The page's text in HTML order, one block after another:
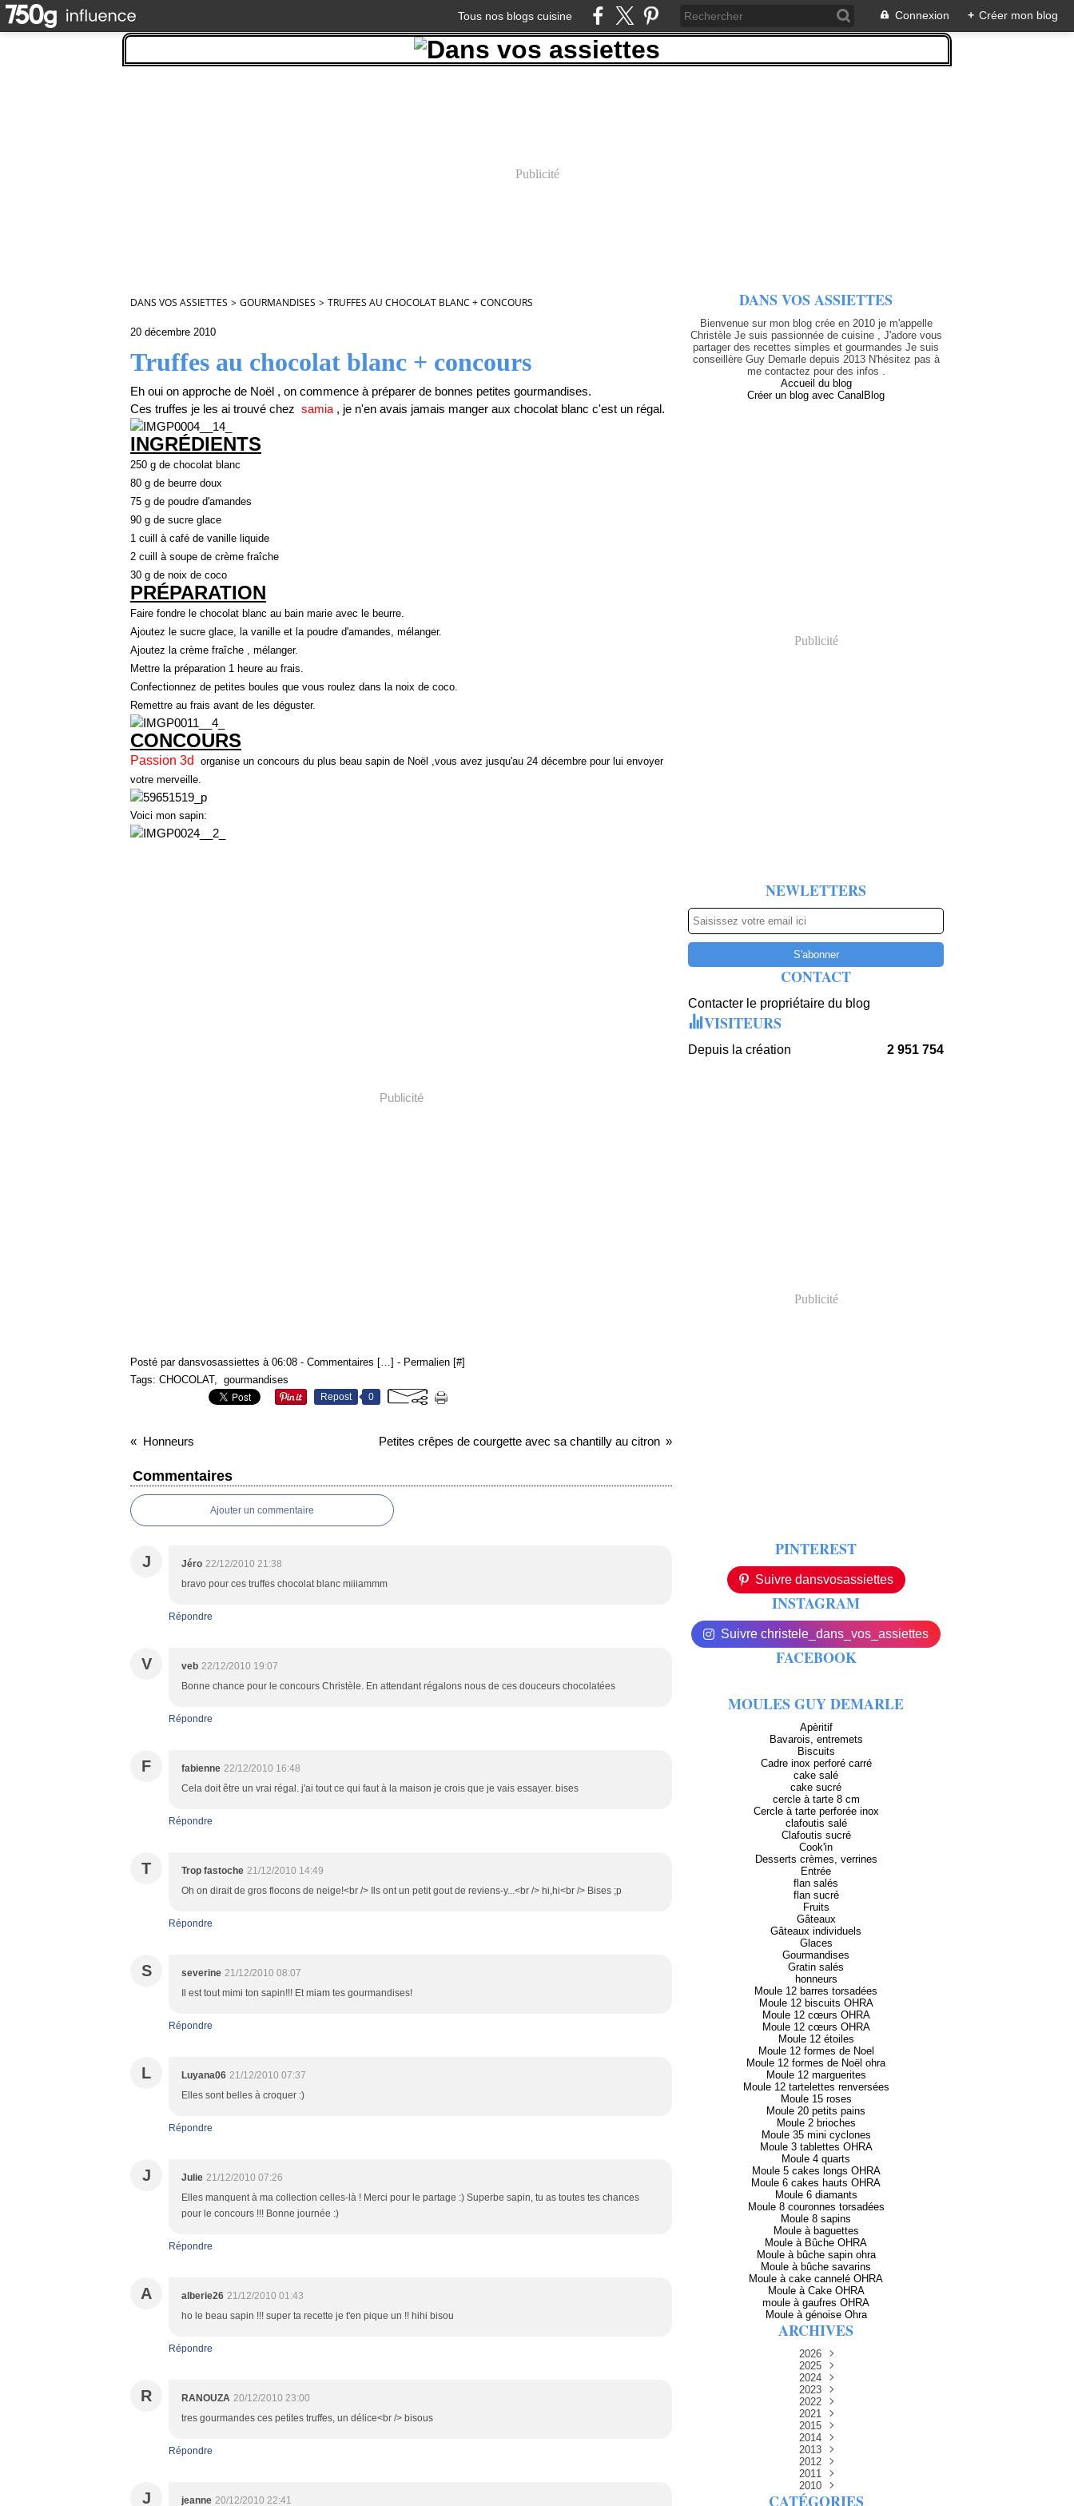
Tous nos blogs cuisine Connexion + Créer mon blog
Publicité
DANS VOS ASSIETTES > GOURMANDISES > TRUFFES AU CHOCOLAT BLANC + CONCOURS
20 décembre 2010
Truffes au chocolat blanc + concours
Eh oui on approche de Noël , on commence à préparer de bonnes petites gourmandises.
Ces truffes je les ai trouvé chez samia , je n'en avais jamais manger aux chocolat blanc c'est un régal.
INGRÉDIENTS
250 g de chocolat blanc
80 g de beurre doux
75 g de poudre d'amandes
90 g de sucre glace
1 cuill à café de vanille liquide
2 cuill à soupe de crème fraîche
30 g de noix de coco
PRÉPARATION
Faire fondre le chocolat blanc au bain marie avec le beurre.
Ajoutez le sucre glace, la vanille et la poudre d'amandes, mélanger.
Ajoutez la crème fraîche , mélanger.
Mettre la préparation 1 heure au frais.
Confectionnez de petites boules que vous roulez dans la noix de coco.
Remettre au frais avant de les déguster.
CONCOURS
Passion 3d
organise un concours du plus beau sapin de Noël ,vous avez jusqu'au 24 décembre pour lui envoyer
votre merveille.
Voici mon sapin:
Publicité
Posté par dansvosassiettes à 06:08 - Commentaires […] - Permalien [#]
Tags: CHOCOLAT, gourmandises
Repost 0
Honneurs Petites crêpes de courgette avec sa chantilly au citron
Commentaires
Ajouter un commentaire
J Jéro 22/12/2010 21:38
bravo pour ces truffes chocolat blanc miiiammm
Répondre
V veb 22/12/2010 19:07
Bonne chance pour le concours Christèle. En attendant régalons nous de ces douceurs chocolatées
Répondre
F fabienne 22/12/2010 16:48
Cela doit être un vrai régal. j'ai tout ce qui faut à la maison je crois que je vais essayer. bises
Répondre
T Trop fastoche 21/12/2010 14:49
Oh on dirait de gros flocons de neige!<br /> Ils ont un petit gout de reviens-y...<br /> hi,hi<br /> Bises ;p
Répondre
S severine 21/12/2010 08:07
Il est tout mimi ton sapin!!! Et miam tes gourmandises!
Répondre
L Luyana06 21/12/2010 07:37
Elles sont belles à croquer :)
Répondre
J Julie 21/12/2010 07:26
Elles manquent à ma collection celles-là ! Merci pour le partage :) Superbe sapin, tu as toutes tes chances
pour le concours !!! Bonne journée :)
Répondre
A alberie26 21/12/2010 01:43
ho le beau sapin !!! super ta recette je t'en pique un !! hihi bisou
Répondre
R RANOUZA 20/12/2010 23:00
tres gourmandes ces petites truffes, un délice<br /> bisous
Répondre
J jeanne 20/12/2010 22:41
DANS VOS ASSIETTES
Bienvenue sur mon blog crée en 2010 je m'appelle
Christèle Je suis passionnée de cuisine , J'adore vous
partager des recettes simples et gourmandes Je suis
conseillère Guy Demarle depuis 2013 N'hésitez pas à
me contactez pour des infos .
Accueil du blog
Créer un blog avec CanalBlog
Publicité
NEWLETTERS
CONTACT
Contacter le propriétaire du blog
VISITEURS
Depuis la création 2 951 754
Publicité
PINTEREST
Suivre dansvosassiettes
INSTAGRAM
Suivre christele_dans_vos_assiettes
FACEBOOK
MOULES GUY DEMARLE
Apèritif
Bavarois, entremets
Biscuits
Cadre inox perforé carré
cake salé
cake sucré
cercle à tarte 8 cm
Cercle à tarte perforée inox
clafoutis salé
Clafoutis sucré
Cook'in
Desserts crèmes, verrines
Entrée
flan salés
flan sucré
Fruits
Gâteaux
Gâteaux individuels
Glaces
Gourmandises
Gratin salés
honneurs
Moule 12 barres torsadées
Moule 12 biscuits OHRA
Moule 12 cœurs OHRA
Moule 12 cœurs OHRA
Moule 12 étoiles
Moule 12 formes de Noel
Moule 12 formes de Noël ohra
Moule 12 marguerites
Moule 12 tartelettes renversées
Moule 15 roses
Moule 20 petits pains
Moule 2 brioches
Moule 35 mini cyclones
Moule 3 tablettes OHRA
Moule 4 quarts
Moule 5 cakes longs OHRA
Moule 6 cakes hauts OHRA
Moule 6 diamants
Moule 8 couronnes torsadées
Moule 8 sapins
Moule à baguettes
Moule à Bûche OHRA
Moule à bûche sapin ohra
Moule à bûche savarins
Moule à cake cannelé OHRA
Moule à Cake OHRA
moule à gaufres OHRA
Moule à génoise Ohra
ARCHIVES
2026
Avril
(2)
Mars
(3)
Février(8)
Janvier(5)
2025
Décembre
Novembre
Octobre
Septembre
Août
(4)
Juillet(7)
Juin
(4)
Mai
(7)
Avril
(10)
Mars
(6)
Février(8)
2024
Décembre
Novembre
Octobre(13)
Septembre
Août
(9)
Juillet
(11)
Juin
(8)
Mai
(9)
Avril
(12)
Mars(12)
2023
Décembre
Novembre
Octobre(15)
Septembre
Août
(15)
Juillet
(15)
Juin
(15)
Mai (15)
Avril(15)
2022
Décembre
Novembre
Octobre(15)
Septembre
Août
(9)
Juillet
(12)
Juin
(7)
Mai(9)
2021
Décembre
Novembre
Octobre(14)
Septembre
Août
(8)
Juillet
(16)
Juin(11)
2015
Décembre
Juin
(1)
Mai
(1)
Mars
(2)
Février(7)
Janvier(4)
2014
Décembre
Novembre
Octobre(13)
Septembre
Août(1)
2013
Décembre
Novembre
Octobre(12)
Septembre(21)
2012
Décembre
Novembre
Octobre(30)
2011
Décembre
Novembre(30)
2010
Décembre(27)
CATÉGORIES